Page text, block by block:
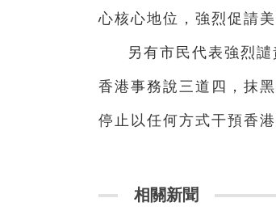
心核心地位，強烈促請
另有市民代表強烈
香港事務說三道四，抹
停止以任何方式干預香港
相關新聞